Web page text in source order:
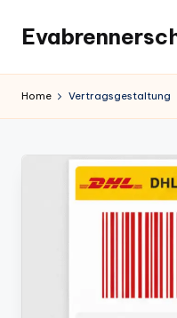
content
Home Vertragsgestaltung